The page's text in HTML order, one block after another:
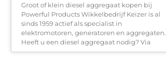
Groot of klein diesel aggregaat kopen bij
Powerful Products Wikkelbedrijf Keizer is al
sinds 1959 actief als specialist in
elektromotoren, generatoren en aggregaten.
Heeft u een diesel aggregaat nodig? Via